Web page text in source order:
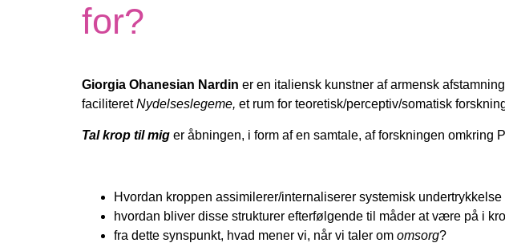
for?
Giorgia Ohanesian Nardin er en italiensk kunstner af armensk
faciliteretNydelseslegeme, et rum for teoretisk/perceptiv/somatisk
Tal krop til mig er åbningen, i form af en samtale, af forskningen omkring
Hvordan kroppen assimilerer/internaliserer systemisk undertrykkelse
hvordan bliver disse strukturer efterfølgende til måder at være på i
fra dette synspunkt, hvad mener vi, når vi taler om omsorg?